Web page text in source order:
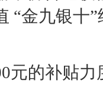
“金九银十”
的补贴力